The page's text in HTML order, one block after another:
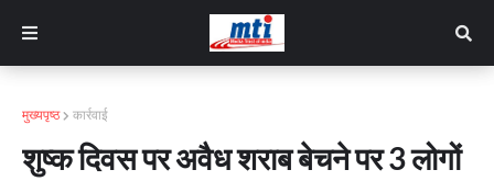
मुख्यपृष्ठ कार्रवाई
शुष्क दिवस पर अवैध शराब बेचने पर 3 लोगों